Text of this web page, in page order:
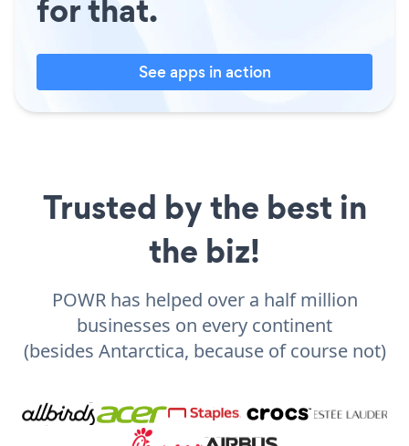
for that.
See apps in action
Trusted by the best in
the biz!
POWR has helped over a half million
businesses on every continent
(besides Antarctica, because of course not)